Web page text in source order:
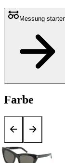
Messung
Farbe